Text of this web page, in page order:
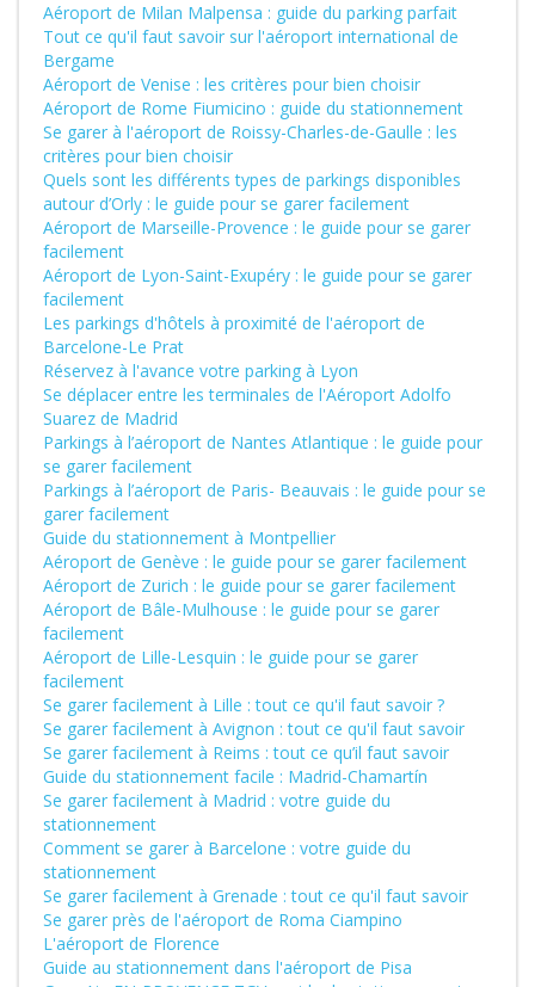
Aéroport de Milan Malpensa : guide du parking parfait
Tout ce qu'il faut savoir sur l'aéroport international de
Bergame
Aéroport de Venise : les critères pour bien choisir
Aéroport de Rome Fiumicino : guide du stationnement
Se garer à l'aéroport de Roissy-Charles-de-Gaulle : les
critères pour bien choisir
Quels sont les différents types de parkings disponibles
autour d’Orly : le guide pour se garer facilement
Aéroport de Marseille-Provence : le guide pour se garer
facilement
Aéroport de Lyon-Saint-Exupéry : le guide pour se garer
facilement
Les parkings d'hôtels à proximité de l'aéroport de
Barcelone-Le Prat
Réservez à l'avance votre parking à Lyon
Se déplacer entre les terminales de l'Aéroport Adolfo
Suarez de Madrid
Parkings à l’aéroport de Nantes Atlantique : le guide pour
se garer facilement
Parkings à l’aéroport de Paris- Beauvais : le guide pour se
garer facilement
Guide du stationnement à Montpellier
Aéroport de Genève : le guide pour se garer facilement
Aéroport de Zurich : le guide pour se garer facilement
Aéroport de Bâle-Mulhouse : le guide pour se garer
facilement
Aéroport de Lille-Lesquin : le guide pour se garer
facilement
Se garer facilement à Lille : tout ce qu'il faut savoir ?
Se garer facilement à Avignon : tout ce qu'il faut savoir
Se garer facilement à Reims : tout ce qu’il faut savoir
Guide du stationnement facile : Madrid-Chamartín
Se garer facilement à Madrid : votre guide du
stationnement
Comment se garer à Barcelone : votre guide du
stationnement
Se garer facilement à Grenade : tout ce qu'il faut savoir
Se garer près de l'aéroport de Roma Ciampino
L'aéroport de Florence
Guide au stationnement dans l'aéroport de Pisa